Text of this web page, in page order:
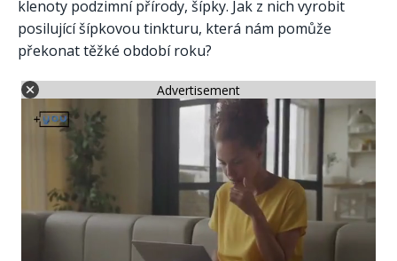
klenoty podzimní přírody, šípky. Jak z nich vyrobit
posilující šípkovou tinkturu, která nám pomůže
překonat těžké období roku?
Advertisement